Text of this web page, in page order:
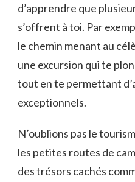
d’apprendre que
s’offrent à toi. Par
le chemin menant au
une excursion qui te
tout en te permettant
exceptionnels.
N’oublions pas le
les petites routes de
des trésors cachés